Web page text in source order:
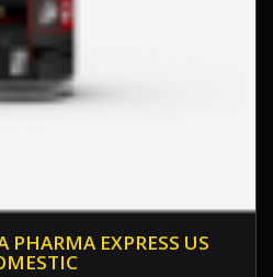
PHARMA EXPRESS US